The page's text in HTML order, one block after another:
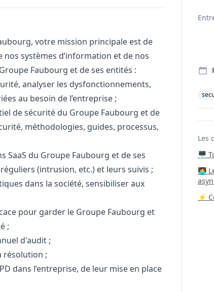
votre mission principale est de
systèmes d’information et de nos
Faubourg et de ses entités :
analyser les dysfonctionnements,
au besoin de l’entreprise ;
de sécurité du Groupe Faubourg et de
méthodologies, guides, processus‚
SaaS du Groupe Faubourg et de ses
(intrusion, etc.) et leurs suivis ;
dans la société, sensibiliser aux
pour garder le Groupe Faubourg et
;
d'audit ;
résolution ;
dans l’entreprise, de leur mise en place
Les
🖥️
⚡